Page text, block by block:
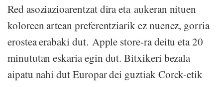
Red asoziazioarentzat dira eta aukeran nituen
koloreen artean preferentziarik ez nuenez, gorria
erostea erabaki dut. Apple store-ra deitu eta 20
minututan eskaria egin dut. Bitxikeri bezala
aipatu nahi dut Europar dei guztiak Corck-etik